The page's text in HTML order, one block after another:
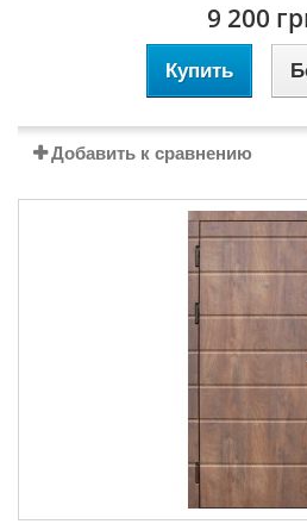
9 200
Купить
Добавить к сравнению